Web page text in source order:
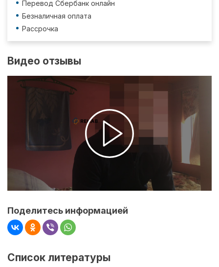
Перевод Сбербанк онлайн
Безналичная оплата
Рассрочка
Видео отзывы
Поделитесь информацией
Список литературы